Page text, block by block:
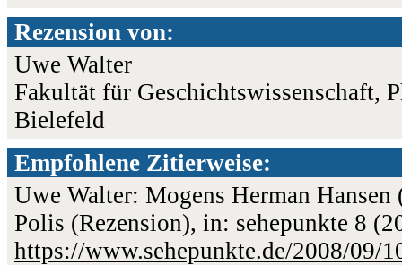
Rezension von:
Uwe Walter
Fakultät für Geschichtswissenschaft,
Bielefeld
Empfohlene Zitierweise:
Uwe Walter: Mogens Herman
Polis (Rezension), in: sehepunkte 8
https://www.sehepunkte.de/2008/09/